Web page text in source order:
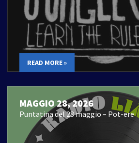
READ MORE »
MAGGIO 28, 2026
Puntatina del 28 maggio – Pot-ere